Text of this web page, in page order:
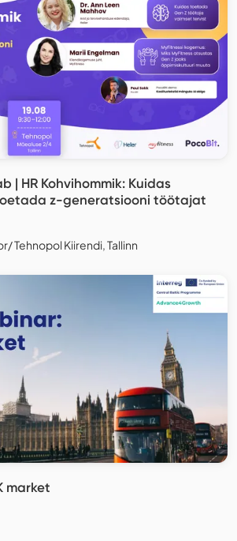
| HR Kohvihommik: Kuidas
z-generatsiooni töötajat
Tehnopol Kiirendi, Tallinn
market